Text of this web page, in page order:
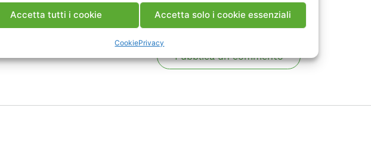
Accetta tutti i cookie Accetta solo i cookie essenziali
CookiePrivacy
Pubblica un commento